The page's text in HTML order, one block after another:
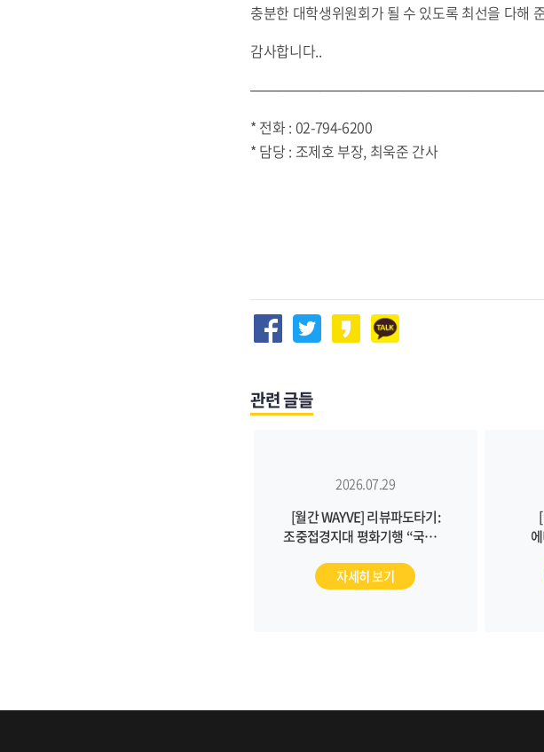
충분한 대학생위원회가 될 수 있도록 최선을 다해
감사합니다..
* 전화 : 02-794-6200
* 담당 : 조제호 부장, 최욱준 간사
관련 글들
2026.07.29
[월간 WAYVE] 리뷰파도타기:
조중접경지대 평화기행 “국경을
자세히 보기